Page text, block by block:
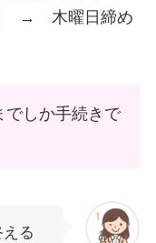
→ 木曜日締め
でしか手続きで
る